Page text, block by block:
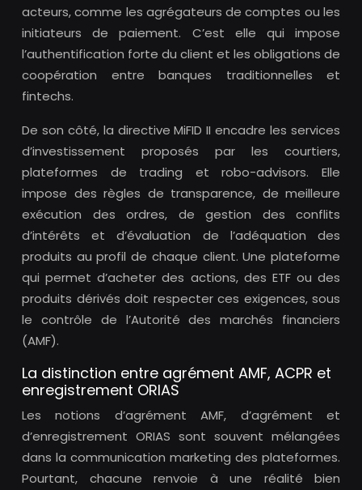
acteurs, comme les agrégateurs de comptes ou les
initiateurs de paiement. C’est elle qui impose
l’authentification forte du client et les obligations de
coopération entre banques traditionnelles et
fintechs.
De son côté, la directive MiFID II encadre les services
d’investissement proposés par les courtiers,
plateformes de trading et robo-advisors. Elle
impose des règles de transparence, de meilleure
exécution des ordres, de gestion des conflits
d’intérêts et d’évaluation de l’adéquation des
produits au profil de chaque client. Une plateforme
qui permet d’acheter des actions, des ETF ou des
produits dérivés doit respecter ces exigences, sous
le contrôle de l’Autorité des marchés financiers
(AMF).
La distinction entre agrément AMF, ACPR et
enregistrement ORIAS
Les notions d’agrément AMF, d’agrément et
d’enregistrement ORIAS sont souvent mélangées
dans la communication marketing des plateformes.
Pourtant, chacune renvoie à une réalité bien